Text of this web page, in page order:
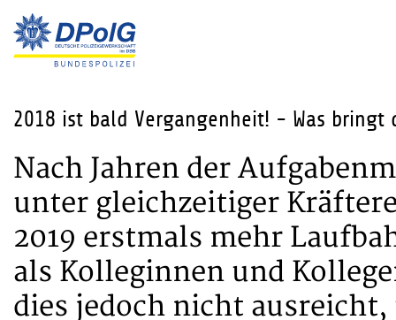
2018 ist bald Vergangenheit! - Was bringt
Nach Jahren der
unter gleichzeitiger
2019 erstmals mehr
als Kolleginnen und
dies jedoch nicht